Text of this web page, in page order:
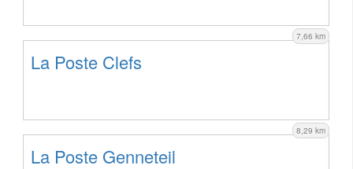
7,66 km
La Poste Clefs
8,29 km
La Poste Genneteil